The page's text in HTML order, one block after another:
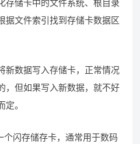
存储卡中的文件系统、根目录
据文件索引找到存储卡数据区
新数据写入存储卡，正常情况
，但如果写入新数据，就不好
。
闪存储存卡，通常用于数码